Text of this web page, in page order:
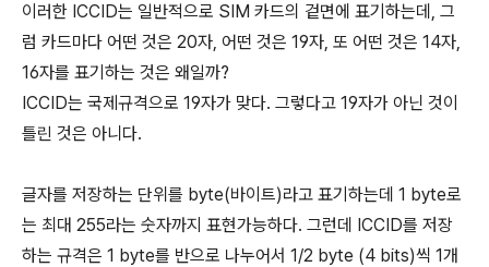
이러한 ICCID는 일반적으로 SIM 카드의 겉면에 표기하는데, 그
럼 카드마다 어떤 것은 20자, 어떤 것은 19자, 또 어떤 것은 14자,
16자를 표기하는 것은 왜일까?
ICCID는 국제규격으로 19자가 맞다. 그렇다고 19자가 아닌 것이
틀린 것은 아니다.
글자를 저장하는 단위를 byte(바이트)라고 표기하는데 1 byte로
는 최대 255라는 숫자까지 표현가능하다. 그런데 ICCID를 저장
하는 규격은 1 byte를 반으로 나누어서 1/2 byte (4 bits)씩 1개